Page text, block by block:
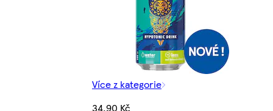
Více z kategorie
34,90 Kč